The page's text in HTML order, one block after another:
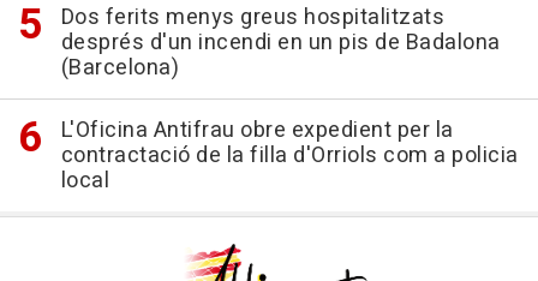
Dos ferits menys greus hospitalitzats
després d'un incendi en un pis de Badalona
(Barcelona)
L'Oficina Antifrau obre expedient per la
contractació de la filla d'Orriols com a policia
local